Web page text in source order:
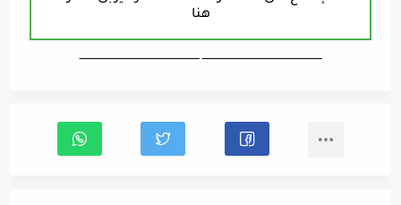
هنا
ـــــــــــــــــــــــــــــــــــــــــــــــــــــــــــــــــــ ـــــــــــــــــــــــــــــــــــــــــــــــــــــــــــــــــــ